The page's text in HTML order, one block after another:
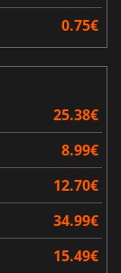
0.75€
25.38€
8.99€
12.70€
34.99€
15.49€